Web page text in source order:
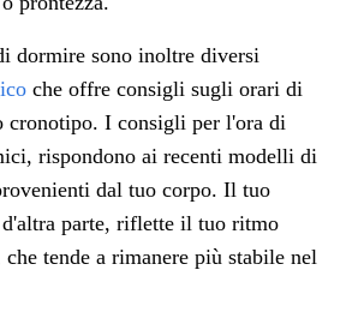
dormire sono inoltre diversi
che offre consigli sugli orari di
cronotipo. I consigli per l'ora di
rispondono ai recenti modelli di
dal tuo corpo. Il tuo
parte, riflette il tuo ritmo
tende a rimanere più stabile nel